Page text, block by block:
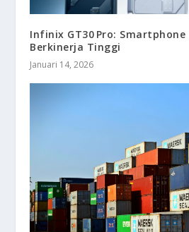
Infinix GT30 Pro: Smartphone
Berkinerja Tinggi
Januari 14, 2026